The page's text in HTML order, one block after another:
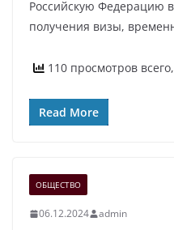
Российскую Федерацию
получения визы,
110 просмотров
Read More
ОБЩЕСТВО
06.12.2024 admin